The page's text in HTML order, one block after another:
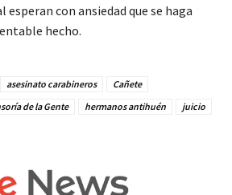
esperan con ansiedad que se haga
hecho.
asesinato carabineros
Cañete
de la Gente hermanos antihuén
juicio